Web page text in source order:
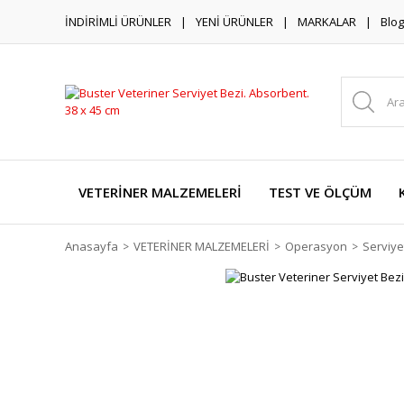
İNDİRİMLİ ÜRÜNLER YENİ ÜRÜNLER MARKALAR Blog
VETERİNER MALZEMELERİ TEST VE ÖLÇÜM
Anasayfa VETERİNER MALZEMELERİ Operasyon